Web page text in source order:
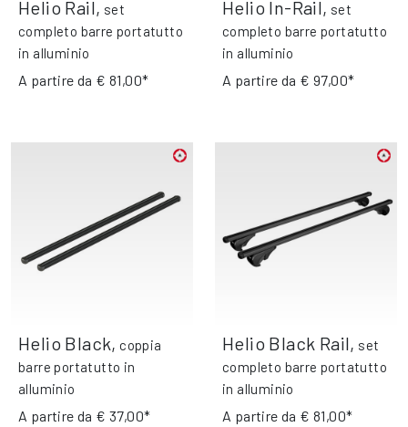
Helio Rail, set
completo barre portatutto
in alluminio
A partire da € 81,00*
Helio In-Rail, set
completo barre portatutto
in alluminio
A partire da € 97,00*
Helio Black, coppia
barre portatutto in
alluminio
A partire da € 37,00*
Helio Black Rail, set
completo barre portatutto
in alluminio
A partire da € 81,00*